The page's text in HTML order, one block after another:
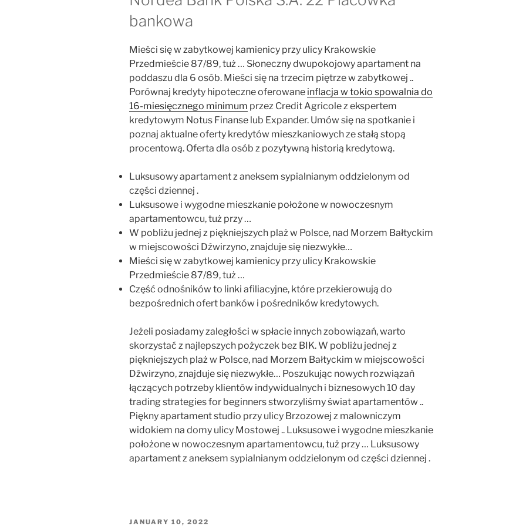
bankowa
Mieści się w zabytkowej kamienicy przy ulicy Krakowskie
Przedmieście 87/89, tuż … Słoneczny dwupokojowy apartament na
poddaszu dla 6 osób. Mieści się na trzecim piętrze w zabytkowej ..
Porównaj kredyty hipoteczne oferowane inflacja w tokio spowalnia do
16-miesięcznego minimum przez Credit Agricole z ekspertem
kredytowym Notus Finanse lub Expander. Umów się na spotkanie i
poznaj aktualne oferty kredytów mieszkaniowych ze stałą stopą
procentową. Oferta dla osób z pozytywną historią kredytową.
Luksusowy apartament z aneksem sypialnianym oddzielonym od
części dziennej .
Luksusowe i wygodne mieszkanie położone w nowoczesnym
apartamentowcu, tuż przy …
W pobliżu jednej z piękniejszych plaż w Polsce, nad Morzem Bałtyckim
w miejscowości Dźwirzyno, znajduje się niezwykłe…
Mieści się w zabytkowej kamienicy przy ulicy Krakowskie
Przedmieście 87/89, tuż …
Część odnośników to linki afiliacyjne, które przekierowują do
bezpośrednich ofert banków i pośredników kredytowych.
Jeżeli posiadamy zaległości w spłacie innych zobowiązań, warto
skorzystać z najlepszych pożyczek bez BIK. W pobliżu jednej z
piękniejszych plaż w Polsce, nad Morzem Bałtyckim w miejscowości
Dźwirzyno, znajduje się niezwykłe… Poszukując nowych rozwiązań
łączących potrzeby klientów indywidualnych i biznesowych 10 day
trading strategies for beginners stworzyliśmy świat apartamentów ..
Piękny apartament studio przy ulicy Brzozowej z malowniczym
widokiem na domy ulicy Mostowej .. Luksusowe i wygodne mieszkanie
położone w nowoczesnym apartamentowcu, tuż przy … Luksusowy
apartament z aneksem sypialnianym oddzielonym od części dziennej .
JANUARY 10, 2022